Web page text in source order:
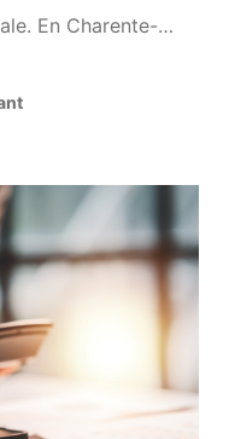
En Charente-
créant une
et les nappes
la campagne «